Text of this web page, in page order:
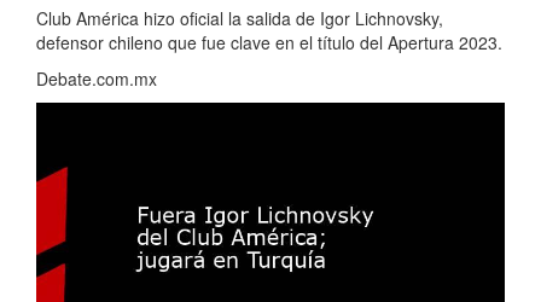
Club América hizo oficial la salida de Igor Lichnovsky,
defensor chileno que fue clave en el título del Apertura 2023.
Debate.com.mx